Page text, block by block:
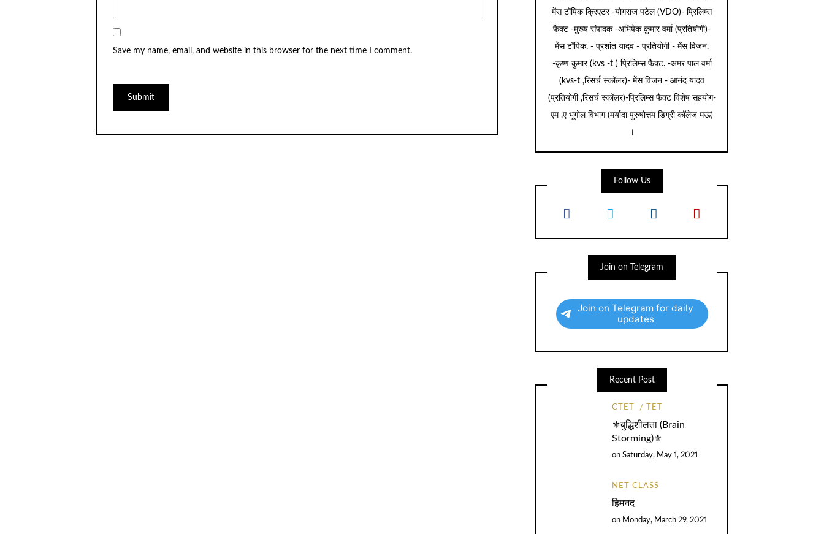
Save my name, email, and website in this browser for the next time I comment.
मेंस टॉपिक क्रिएटर -योगराज पटेल (VDO)- प्रिलिम्स
फैक्ट -मुख्य संपादक -अभिषेक कुमार वर्मा (प्रतियोगी)-
मेंस टॉपिक. - प्रशांत यादव - प्रतियोगी - मेंस विजन.
-कृष्ण कुमार (kvs -t ) प्रिलिम्स फैक्ट. -अमर पाल वर्मा
(kvs-t ,रिसर्च स्कॉलर)- मेंस विजन - आनंद यादव
(प्रतियोगी ,रिसर्च स्कॉलर)-प्रिलिम्स फैक्ट विशेष सहयोग-
एम .ए भूगोल विभाग (मर्यादा पुरुषोत्तम डिग्री कॉलेज मऊ)
।
Follow Us
Join on Telegram
Join on Telegram for daily
updates
Recent Post
CTET TET
⚜️बुद्धिशीलता (Brain
Storming)⚜️
on Saturday, May 1, 2021
NET CLASS
हिमनद
on Monday, March 29, 2021